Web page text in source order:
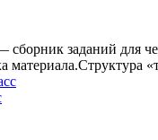
заданий для
материала.Структура